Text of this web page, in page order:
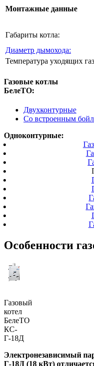
Монтажные данные
Габариты котла:
Диаметр дымохода:
Температура уходящих
Газовые котлы
БелеТО:
Двухконтурные
Со встроенным
Одноконтурные:
Особенности
Газовый
котел
БелеТО
КС-
Г-18Д
Электронезависимый
Г-18Д (18 кВт)